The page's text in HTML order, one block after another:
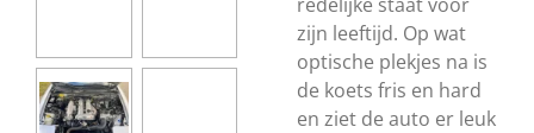
zijn leeftijd. Op wat
optische plekjes na is
de koets fris en hard
en ziet de auto er leuk